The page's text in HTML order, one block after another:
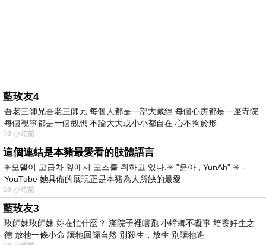
藍玫友4
吾老三師兄吾老三師兄 每個人都是一部大藏經 每個心房都是一座寺院
每個視事都是一個觀想 不論大大或小小都自在 心不拘於形
10 小時前
這個連結是本豬最愛看的肢體語言
✳️모델이 고급차 옆에서 포즈를 취하고 있다.✳️ "윤아 , YunAh" ✳️ -
YouTube 她具備的展現正是本豬為人所缺的最愛
10 小時前
藍玫友3
玫師妹玫師妹 妳在忙什麼？ 滿院子裡瞎跑 小蟑螂不礙事 培養好生之
德 放牠一條小命 讓牠回歸自然 別殺生，放生 別讓牠進